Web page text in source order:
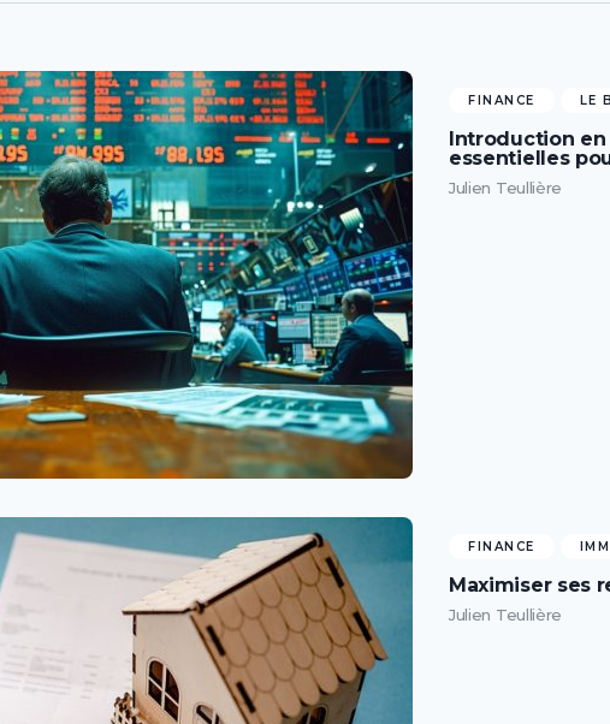
FINANCE LE
Introduction
essentielles
Julien Teullière
FINANCE
Maximiser ses
Julien Teullière